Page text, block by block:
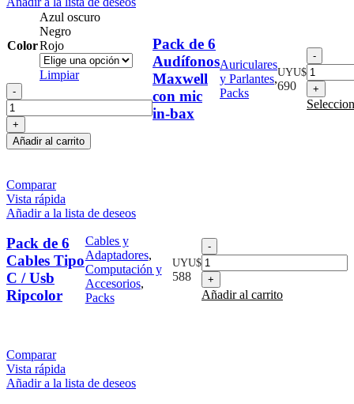
Color
Azul oscuro
Negro
Rojo
Limpiar
Pack
de
6
Audífonos
Maxwell
in-
bax
cantidad
Añadir al carrito
Pack de 6
Audífonos
Maxwell
con mic
in-bax
Auriculares
y Parlantes,
Packs
UYU$
690
Pack
de
6
Comparar
Vista rápida
Añadir a la lista de deseos
Pack de 6
Cables Tipo
C / Usb
Ripcolor
Cables y
Adaptadores,
Computación y
Accesorios,
Packs
UYU$
588
Pack
de
6
Cables
Tipo
Añadir al carrito
Comparar
Vista rápida
Añadir a la lista de deseos